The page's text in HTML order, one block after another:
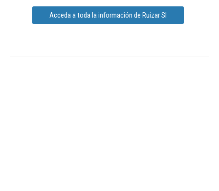
Acceda a toda la información de Ruizar Sl